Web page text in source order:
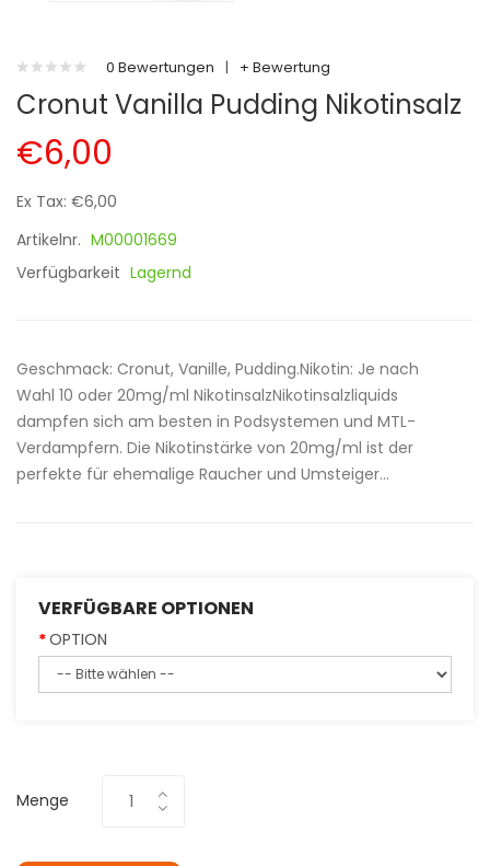
0 Bewertungen | + Bewertung
Cronut Vanilla Pudding Nikotinsalz
€6,00
Ex Tax: €6,00
Artikelnr. M00001669
Verfügbarkeit Lagernd
Geschmack: Cronut, Vanille, Pudding.Nikotin: Je nach
Wahl 10 oder 20mg/ml NikotinsalzNikotinsalzliquids
dampfen sich am besten in Podsystemen und MTL-
Verdampfern. Die Nikotinstärke von 20mg/ml ist der
perfekte für ehemalige Raucher und Umsteiger...
VERFÜGBARE OPTIONEN
OPTION
Menge